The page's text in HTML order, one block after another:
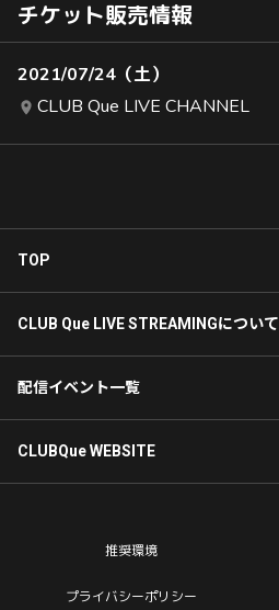
チケット販売情報
2021/07/24（土）
CLUB Que LIVE CHANNEL
TOP
CLUB Que LIVE STREAMINGについて
配信イベント一覧
CLUBQue WEBSITE
推奨環境
プライバシーポリシー